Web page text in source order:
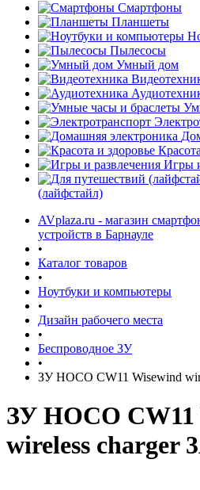
Смартфоны
Планшеты
Пылесосы
Умный дом
Игры
(лайфстайл)
AVplaza.ru - магазин
устройств в Барнауле
•
Каталог товаров
•
Ноутбуки и компьютеры
•
Дизайн рабочего места
•
Беспроводное ЗУ
•
ЗУ HOCO CW11 Wisewind
ЗУ HOCO
wireless charger